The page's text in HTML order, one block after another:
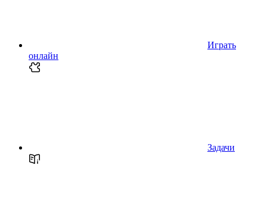
Играть
онлайн
Задачи